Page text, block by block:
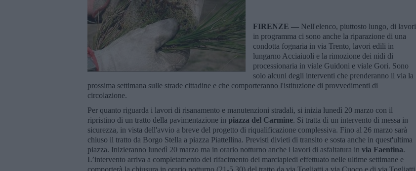
FIRENZE — Nell'elenco, piuttosto lungo, di lavori
in programma ci sono anche la riparazione di una
condotta fognaria in via Trento, lavori edili in
lungarno Acciaiuoli e la rimozione dei nidi di
processionaria in viale Guidoni e viale Gori. Sono
solo alcuni degli interventi che prenderanno il via la
prossima settimana sulle strade cittadine e che comporteranno l'istituzione di provvedimenti di
circolazione.
Per quanto riguarda i lavori di risanamento e manutenzioni stradali, si inizia lunedì 20 marzo con il
ripristino di un tratto della pavimentazione in piazza del Carmine. Si tratta di un intervento di messa in
sicurezza, in vista dell'avvio a breve del progetto di riqualificazione complessiva. Fino al 26 marzo sarà
chiuso il tratto da Borgo Stella a piazza Piattellina. Previsti divieti di transito e sosta anche in quest'ultima
piazza. Inizieranno lunedì 20 marzo ma in orario notturno anche i lavori di asfaltatura in via Faentina.
L’intervento arriva a completamento dei rifacimento dei marciapiedi effettuato nelle ultime settimane e
comporterà la chiusura in orario notturno (21-5.30) del tratto da via Togliatti a via Cuoco e di via Togliatti